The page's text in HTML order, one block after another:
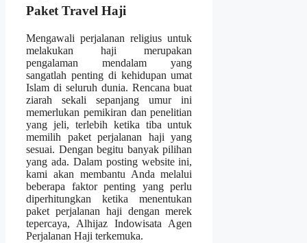
Paket Travel Haji
Mengawali perjalanan religius untuk
melakukan haji merupakan
pengalaman mendalam yang
sangatlah penting di kehidupan umat
Islam di seluruh dunia. Rencana buat
ziarah sekali sepanjang umur ini
memerlukan pemikiran dan penelitian
yang jeli, terlebih ketika tiba untuk
memilih paket perjalanan haji yang
sesuai. Dengan begitu banyak pilihan
yang ada. Dalam posting website ini,
kami akan membantu Anda melalui
beberapa faktor penting yang perlu
diperhitungkan ketika menentukan
paket perjalanan haji dengan merek
tepercaya, Alhijaz Indowisata Agen
Perjalanan Haji terkemuka.